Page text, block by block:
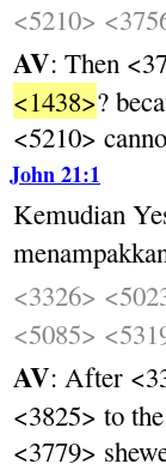
<5210>
AV: Then
<1438>?
<5210>
John 21:1
Kemudian
<3326>
<5085>
AV: After
<3825> to
<3779>